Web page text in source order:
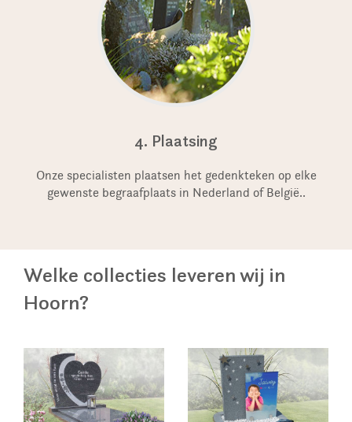
4. Plaatsing
Onze specialisten plaatsen het gedenkteken op elke
gewenste begraafplaats in Nederland of België..
Welke collecties leveren wij in
Hoorn?